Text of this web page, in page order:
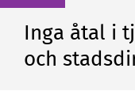
Inga åtal i
och